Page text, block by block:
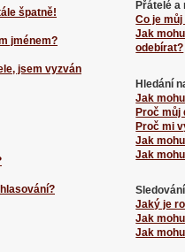
špatně!
jménem?
jsem vyzván
Přátelé a
Co je
Jak
odebírat?
Hledání
Jak
Proč můj
Proč mi
Jak
Jak
Jaký je
Jak
Jak